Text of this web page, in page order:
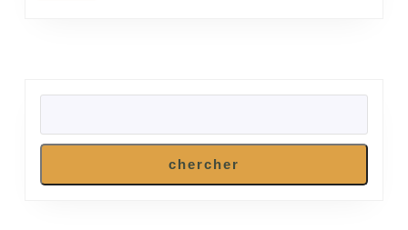
chercher